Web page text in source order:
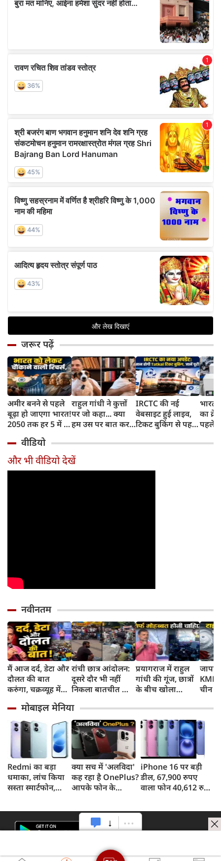
जरूर पढ़ें
अमीर बनने से पहले
बूढ़ा हो जाएगा भारत!
2050 तक हर 5 में 1
साल से ज्यादा उम्र का
राहुल गांधी ने कुत्तों
पर जो कहा... क्या
हम उस पर बात कर
IRCTC की नई
वेबसाइट हुई लाइव,
टिकट बुकिंग से पहले
काम, जानें पूरा
भारत
का
पहले
और
वीडियो
और भी वीडियो देखें
नवीनतम
मैं आज दर्द, डेटा और
दौलत की बात
करुंगा, चक्रव्यूह में
रील नशा है, छात्रों की
गूंज में बोले राहुल
गांधी
रांची छात्र आंदोलन:
दूसरे दौर भी नहीं
निकला बातचीत का
जयराम महतो ने
किया अनशन का
ऐलान
प्रयागराज में राहुल
गांधी की गूंज, छात्रों
के बीच खोला
दरवाजों' का सच
चीन
में
स्कूल
मोबाइल मेनिया
Redmi का बड़ा
धमाका, लांच किया
सस्ता स्मार्टफोन,
क्या सच में 'अलविदा'
कह रहा है OnePlus?
आपके फोन के
iPhone 16 पर बड़ी
डील, 67,900 रुपए
वाला फोन 40,612 रुपए